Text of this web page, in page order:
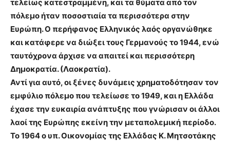
τελείως κατεστραμμένη, και τα θύματα από τον
πόλεμο ήταν ποσοστιαία τα περισσότερα στην
Ευρώπη. Ο περήφανος Ελληνικός λαός οργανώθηκε
και κατάφερε να διώξει τους Γερμανούς το 1944, ενώ
ταυτόχρονα άρχισε να απαιτεί και περισσότερη
Δημοκρατία. (Λαοκρατία).
Αντί για αυτό, οι ξένες δυνάμεις χρηματοδότησαν τον
εμφύλιο πόλεμο που τελείωσε το 1949, και η Ελλάδα
έχασε την ευκαιρία ανάπτυξης που γνώρισαν οι άλλοι
λαοί της Ευρώπης εκείνη την μεταπολεμική περίοδο.
Το 1964 ο υπ. Οικονομίας της Ελλάδας Κ. Μητσοτάκης